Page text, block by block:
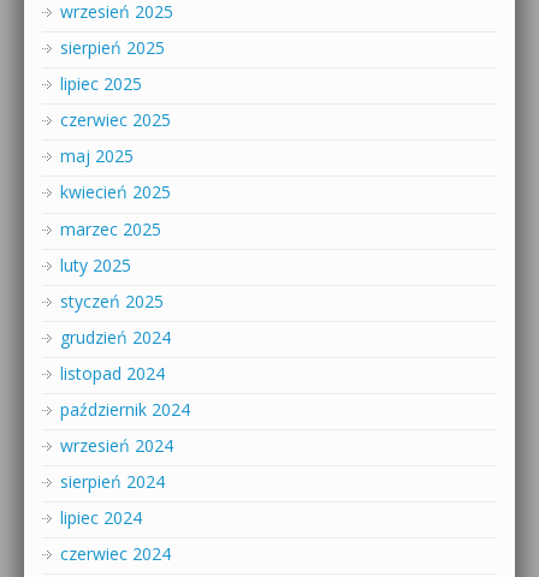
wrzesień 2025
sierpień 2025
lipiec 2025
czerwiec 2025
maj 2025
kwiecień 2025
marzec 2025
luty 2025
styczeń 2025
grudzień 2024
listopad 2024
październik 2024
wrzesień 2024
sierpień 2024
lipiec 2024
czerwiec 2024